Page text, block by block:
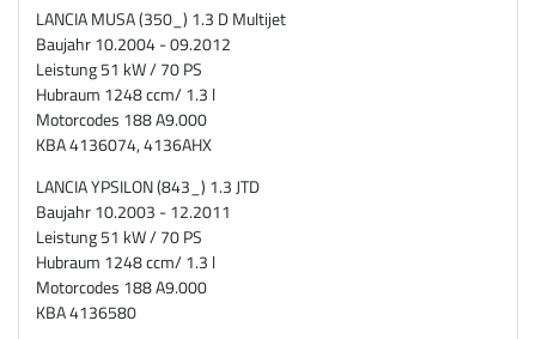
LANCIA MUSA (350_) 1.3 D Multijet
Baujahr 10.2004 - 09.2012
Leistung 51 kW / 70 PS
Hubraum 1248 ccm/ 1.3 l
Motorcodes 188 A9.000
KBA 4136074, 4136AHX
LANCIA YPSILON (843_) 1.3 JTD
Baujahr 10.2003 - 12.2011
Leistung 51 kW / 70 PS
Hubraum 1248 ccm/ 1.3 l
Motorcodes 188 A9.000
KBA 4136580